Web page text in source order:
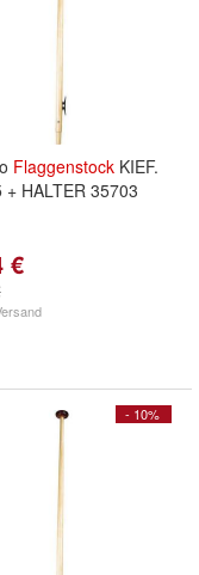
Flaggenstock KIEF.
+ HALTER 35703
€
- 10%